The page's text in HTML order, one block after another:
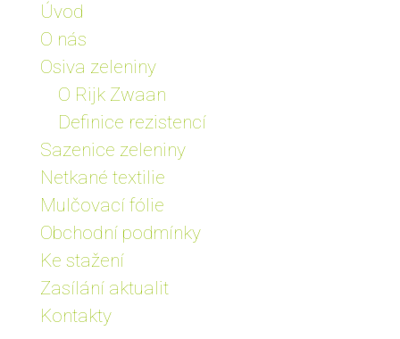
Úvod
O nás
Osiva zeleniny
O Rijk Zwaan
Definice rezistencí
Sazenice zeleniny
Netkané textilie
Mulčovací fólie
Obchodní podmínky
Ke stažení
Zasílání aktualit
Kontakty